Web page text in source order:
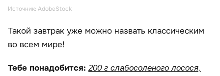
Источник: AdobeStock
Такой завтрак уже можно назвать классическим
во всем мире!
Тебе понадобится: 200 г слабосоленого лосося,